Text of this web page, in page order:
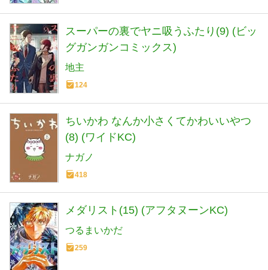
スーパーの裏でヤニ吸うふたり(9) (ビッ
グガンガンコミックス)
地主
124
ちいかわ なんか小さくてかわいいやつ
(8) (ワイドKC)
ナガノ
418
メダリスト(15) (アフタヌーンKC)
つるまいかだ
259